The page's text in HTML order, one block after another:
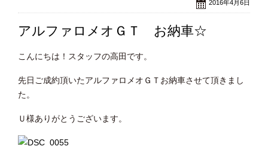
2016年4月6日
アルファロメオＧＴ お納車☆
こんにちは！スタッフの高田です。
先日ご成約頂いたアルファロメオＧＴお納車させて頂きまし
た。
Ｕ様ありがとうございます。